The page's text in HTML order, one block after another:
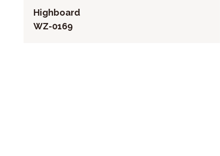
Highboard
WZ-0169